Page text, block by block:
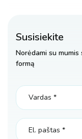
Susisiekite
Norėdami su
formą